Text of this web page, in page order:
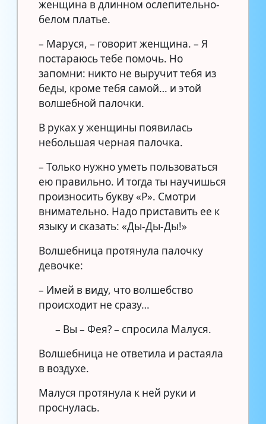
женщина в длинном ослепительно-
белом платье.
– Маруся, – говорит женщина. – Я
постараюсь тебе помочь. Но
запомни: никто не выручит тебя из
беды, кроме тебя самой… и этой
волшебной палочки.
В руках у женщины появилась
небольшая черная палочка.
– Только нужно уметь пользоваться
ею правильно. И тогда ты научишься
произносить букву «Р». Смотри
внимательно. Надо приставить ее к
языку и сказать: «Ды-Ды-Ды!»
Волшебница протянула палочку
девочке:
– Имей в виду, что волшебство
происходит не сразу…
– Вы – Фея? – спросила Малуся.
Волшебница не ответила и растаяла
в воздухе.
Малуся протянула к ней руки и
проснулась.